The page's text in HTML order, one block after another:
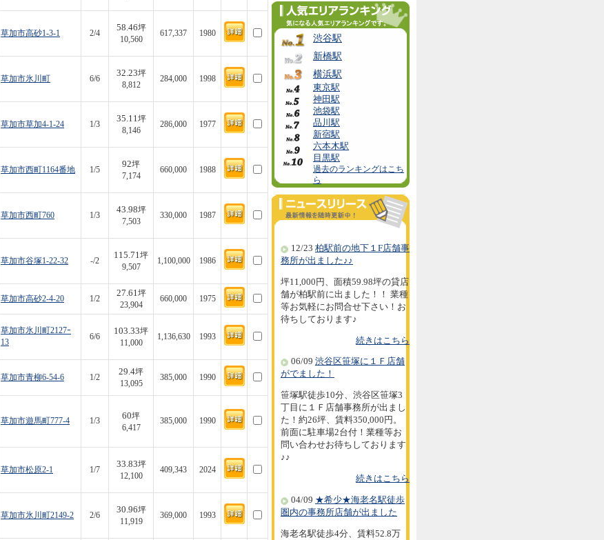
草加市高砂1-3-1 2/4
58.46坪
10,560
617,337 1980
草加市氷川町 6/6
32.23坪
8,812
284,000 1998
草加市草加4-1-24 1/3
35.11坪
8,146
286,000 1977
草加市西町1164番地 1/5
92坪
7,174
660,000 1988
草加市西町760 1/3
43.98坪
7,503
330,000 1987
草加市谷塚1-22-32 -/2
115.71坪
9,507
1,100,000 1986
草加市高砂2-4-20 1/2
27.61坪
23,904
660,000 1975
草加市氷川町2127ｰ
13
6/6
103.33坪
11,000
1,136,630 1993
草加市青柳6-54-6 1/2
29.4坪
13,095
385,000 1990
草加市遊馬町777-4 1/3
60坪
6,417
385,000 1990
草加市松原2-1 1/7
33.83坪
12,100
409,343 2024
草加市氷川町2149-2 2/6
30.96坪
11,919
369,000 1993
渋谷駅
新橋駅
横浜駅
東京駅
神田駅
池袋駅
品川駅
新宿駅
六本木駅
目黒駅
過去のランキングはこち
ら
12/23 柏駅前の地下１F店舗事
務所が出ました♪♪
坪11,000円、面積59.98坪の貸店
舗が柏駅前に出ました！！ 業種
等お気軽にお問合せ下さい！お
待ちしております♪
続きはこちら
06/09 渋谷区笹塚に１Ｆ店舗
がでました！
笹塚駅徒歩10分、渋谷区笹塚3
丁目に１Ｆ店舗事務所が出まし
た！約26坪、賃料350,000円。
前面に駐車場2台付！業種等お
問い合わせお待ちしております
♪♪
続きはこちら
04/09 ★希少★海老名駅徒歩
圏内の事務所店舗が出ました
海老名駅徒歩4分、賃料52.8万